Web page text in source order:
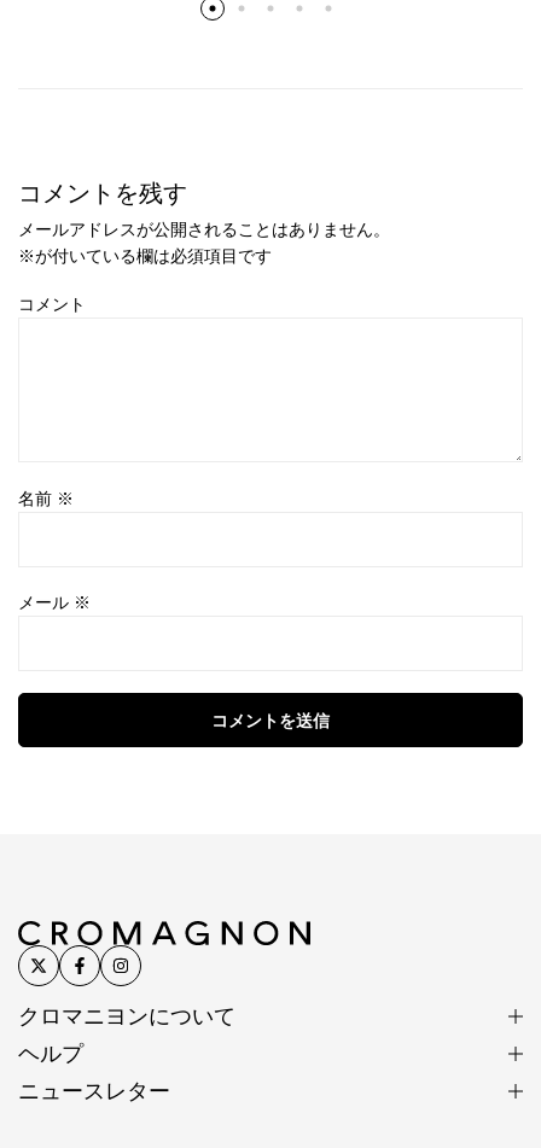
コメントを残す
メールアドレスが公開されることはありません。
※が付いている欄は必須項目です
コメント
名前 ※
メール ※
コメントを送信
クロマニヨンについて
ヘルプ
ニュースレター